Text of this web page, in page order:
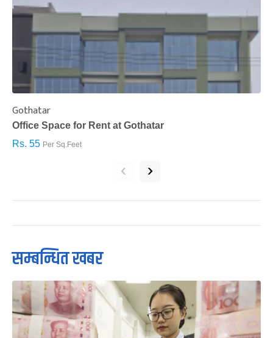
Gothatar
Office Space for Rent at Gothatar
Rs. 55 Per Sq.Feet
‹ ›
सम्बन्धित खबर